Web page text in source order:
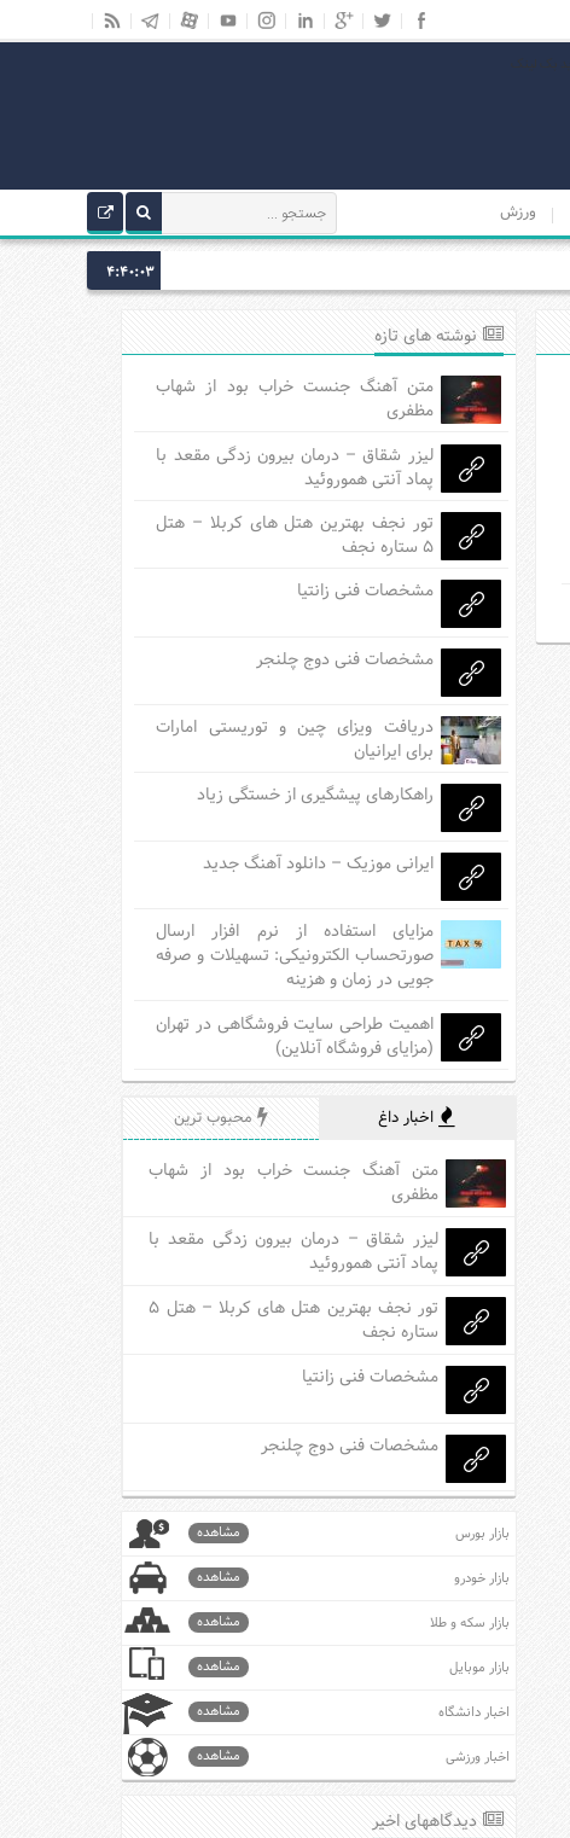
ورزش
4:40:04
نوشته های تازه
متن آهنگ جنست خراب بود از شهاب
مظفری
لیزر شقاق – درمان بیرون زدگی مقعد با
پماد آنتی هموروئید
تور نجف بهترین هتل های کربلا – هتل
۵ ستاره نجف
مشخصات فنی زانتیا
مشخصات فنی دوج چلنجر
دریافت ویزای چین و توریستی امارات
برای ایرانیان
راهکارهای پیشگیری از خستگی زیاد
ایرانی موزیک – دانلود آهنگ جدید
مزایای استفاده از نرم افزار ارسال
صورتحساب الکترونیکی: تسهیلات و صرفه
جویی در زمان و هزینه
اهمیت طراحی سایت فروشگاهی در تهران
(مزایای فروشگاه آنلاین)
اخبار داغ محبوب ترین
متن آهنگ جنست خراب بود از شهاب
مظفری
لیزر شقاق – درمان بیرون زدگی مقعد با
پماد آنتی هموروئید
تور نجف بهترین هتل های کربلا – هتل ۵
ستاره نجف
مشخصات فنی زانتیا
مشخصات فنی دوج چلنجر
بازار بورس مشاهده
بازار خودرو مشاهده
بازار سکه و طلا مشاهده
بازار موبایل مشاهده
اخبار دانشگاه مشاهده
اخبار ورزشی مشاهده
دیدگاههای اخیر